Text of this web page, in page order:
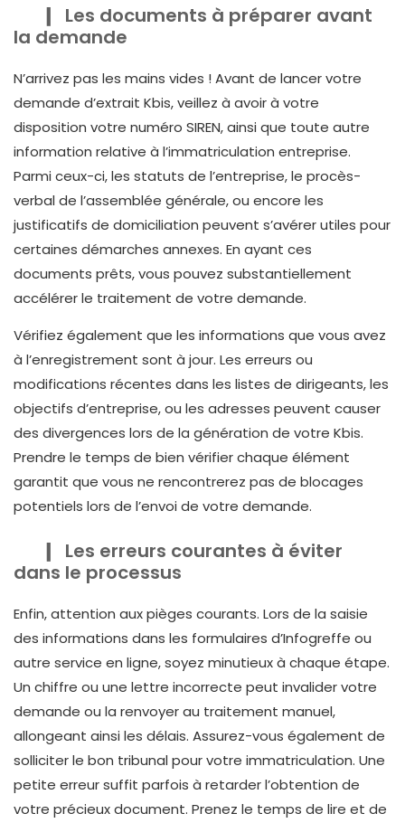
Les documents à préparer avant
la demande
N’arrivez pas les mains vides ! Avant de lancer votre
demande d’extrait Kbis, veillez à avoir à votre
disposition votre numéro SIREN, ainsi que toute autre
information relative à l’immatriculation entreprise.
Parmi ceux-ci, les statuts de l’entreprise, le procès-
verbal de l’assemblée générale, ou encore les
justificatifs de domiciliation peuvent s’avérer utiles pour
certaines démarches annexes. En ayant ces
documents prêts, vous pouvez substantiellement
accélérer le traitement de votre demande.
Vérifiez également que les informations que vous avez
à l’enregistrement sont à jour. Les erreurs ou
modifications récentes dans les listes de dirigeants, les
objectifs d’entreprise, ou les adresses peuvent causer
des divergences lors de la génération de votre Kbis.
Prendre le temps de bien vérifier chaque élément
garantit que vous ne rencontrerez pas de blocages
potentiels lors de l’envoi de votre demande.
Les erreurs courantes à éviter
dans le processus
Enfin, attention aux pièges courants. Lors de la saisie
des informations dans les formulaires d’Infogreffe ou
autre service en ligne, soyez minutieux à chaque étape.
Un chiffre ou une lettre incorrecte peut invalider votre
demande ou la renvoyer au traitement manuel,
allongeant ainsi les délais. Assurez-vous également de
solliciter le bon tribunal pour votre immatriculation. Une
petite erreur suffit parfois à retarder l’obtention de
votre précieux document. Prenez le temps de lire et de